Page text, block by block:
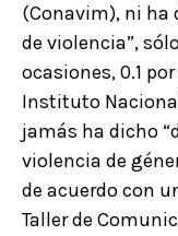
(Conavim), ni ha
de violencia”,
ocasiones, 0.1
Instituto
jamás ha dicho
violencia de
de acuerdo con
Taller de